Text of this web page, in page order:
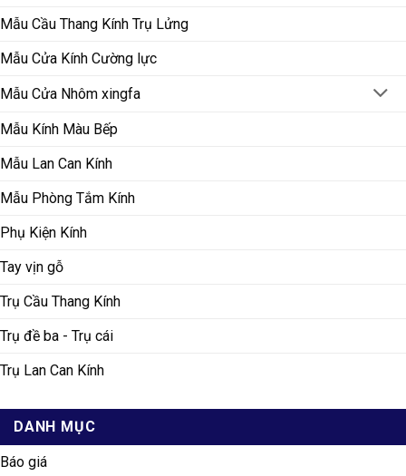
Mẫu Cầu Thang Kính Trụ Lửng
Mẫu Cửa Kính Cường lực
Mẫu Cửa Nhôm xingfa
Mẫu Kính Màu Bếp
Mẫu Lan Can Kính
Mẫu Phòng Tắm Kính
Phụ Kiện Kính
Tay vịn gỗ
Trụ Cầu Thang Kính
Trụ đề ba - Trụ cái
Trụ Lan Can Kính
DANH MỤC
Báo giá